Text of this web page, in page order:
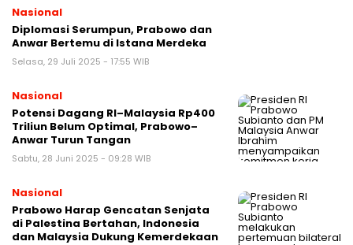
Nasional
Diplomasi Serumpun, Prabowo dan
Anwar Bertemu di Istana Merdeka
Selasa, 29 Juli 2025 - 17:55 WIB
Nasional
Potensi Dagang RI–Malaysia Rp400
Triliun Belum Optimal, Prabowo–
Anwar Turun Tangan
Sabtu, 28 Juni 2025 - 09:28 WIB
Nasional
Prabowo Harap Gencatan Senjata
di Palestina Bertahan, Indonesia
dan Malaysia Dukung Kemerdekaan